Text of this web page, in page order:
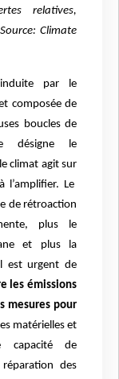
relatives,
Climate
par le
composée de
boucles de
désigne le
climat agit sur
l’amplifier. Le
de rétroaction
plus le
et plus la
est urgent de
les émissions
mesures pour
matérielles et
capacité de
des